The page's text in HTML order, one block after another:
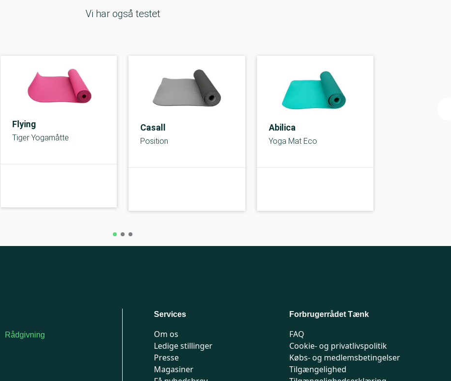
Vi har også testet
Flying
Tiger Yogamåtte
Casall
Position
Abilica
Yoga Mat Eco
Rådgivning
Services
Om os
Ledige stillinger
Presse
Magasiner
Forbrugerrådet Tænk
FAQ
Cookie- og privatlivspolitik
Købs- og medlemsbetingelser
Tilgængelighed